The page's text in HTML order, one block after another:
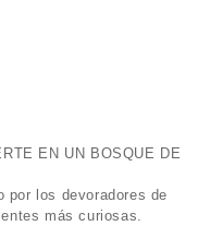
EN UN BOSQUE DE
por los devoradores de
más curiosas.